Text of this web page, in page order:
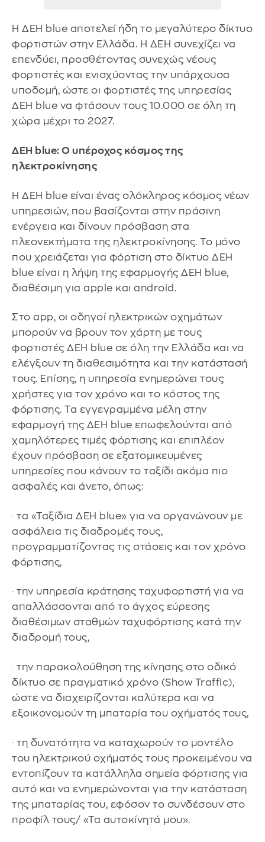
Η ΔΕΗ blue αποτελεί ήδη το μεγαλύτερο δίκτυο
φορτιστών στην Ελλάδα. Η ΔΕΗ συνεχίζει να
επενδύει, προσθέτοντας συνεχώς νέους
φορτιστές και ενισχύοντας την υπάρχουσα
υποδομή, ώστε οι φορτιστές της υπηρεσίας
ΔΕΗ blue να φτάσουν τους 10.000 σε όλη τη
χώρα μέχρι το 2027.
ΔΕΗ blue: Ο υπέροχος κόσμος της
ηλεκτροκίνησης
Η ΔΕΗ blue είναι ένας ολόκληρος κόσμος νέων
υπηρεσιών, που βασίζονται στην πράσινη
ενέργεια και δίνουν πρόσβαση στα
πλεονεκτήματα της ηλεκτροκίνησης. Το μόνο
που χρειάζεται για φόρτιση στο δίκτυο ΔΕΗ
blue είναι η λήψη της εφαρμογής ΔΕΗ blue,
διαθέσιμη για apple και android.
Στο app, οι οδηγοί ηλεκτρικών οχημάτων
μπορούν να βρουν τον χάρτη με τους
φορτιστές ΔΕΗ blue σε όλη την Ελλάδα και να
ελέγξουν τη διαθεσιμότητα και την κατάστασή
τους. Επίσης, η υπηρεσία ενημερώνει τους
χρήστες για τον χρόνο και το κόστος της
φόρτισης. Τα εγγεγραμμένα μέλη στην
εφαρμογή της ΔΕΗ blue επωφελούνται από
χαμηλότερες τιμές φόρτισης και επιπλέον
έχουν πρόσβαση σε εξατομικευμένες
υπηρεσίες που κάνουν το ταξίδι ακόμα πιο
ασφαλές και άνετο, όπως:
· τα «Ταξίδια ΔΕΗ blue» για να οργανώνουν με
ασφάλεια τις διαδρομές τους,
προγραμματίζοντας τις στάσεις και τον χρόνο
φόρτισης,
· την υπηρεσία κράτησης ταχυφορτιστή για να
απαλλάσσονται από το άγχος εύρεσης
διαθέσιμων σταθμών ταχυφόρτισης κατά την
διαδρομή τους,
· την παρακολούθηση της κίνησης στο οδικό
δίκτυο σε πραγματικό χρόνο (Show Traffic),
ώστε να διαχειρίζονται καλύτερα και να
εξοικονομούν τη μπαταρία του οχήματός τους,
· τη δυνατότητα να καταχωρούν το μοντέλο
του ηλεκτρικού οχήματός τους προκειμένου να
εντοπίζουν τα κατάλληλα σημεία φόρτισης για
αυτό και να ενημερώνονται για την κατάσταση
της μπαταρίας του, εφόσον το συνδέσουν στο
προφίλ τους/ «Τα αυτοκίνητά μου».